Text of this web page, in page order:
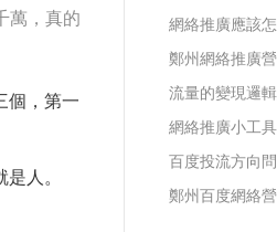
萬，真的
個，第一
人。
網絡推廣應該
流量的變現邏